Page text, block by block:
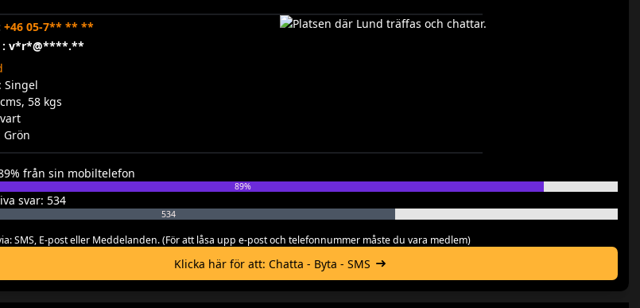
+46 05-7** ** **
: v*r*@****.**
Singel
58 kgs
från sin mobiltelefon
89%
svar: 534
534
SMS, E-post eller Meddelanden. (För att låsa upp e-post och telefonnummer måste du vara medlem)
Klicka här för att: Chatta - Byta - SMS